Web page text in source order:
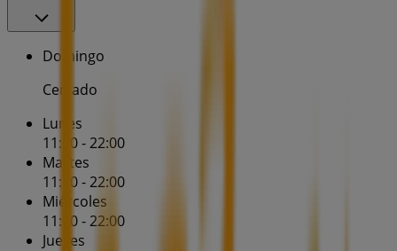
Domingo
Cerrado
Lunes
11:00 - 22:00
Martes
11:00 - 22:00
Miércoles
11:00 - 22:00
Jueves